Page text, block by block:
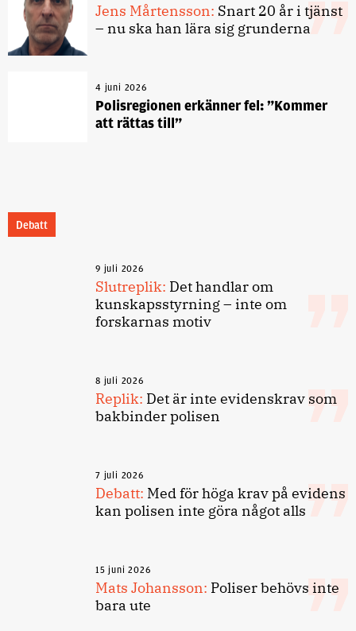
Jens Mårtensson: Snart 20 år i tjänst
– nu ska han lära sig grunderna
4 juni 2026
Polisregionen erkänner fel: ”Kommer
att rättas till”
Debatt
9 juli 2026
Slutreplik: Det handlar om
kunskapsstyrning – inte om
forskarnas motiv
8 juli 2026
Replik: Det är inte evidenskrav som
bakbinder polisen
7 juli 2026
Debatt: Med för höga krav på evidens
kan polisen inte göra något alls
15 juni 2026
Mats Johansson: Poliser behövs inte
bara ute